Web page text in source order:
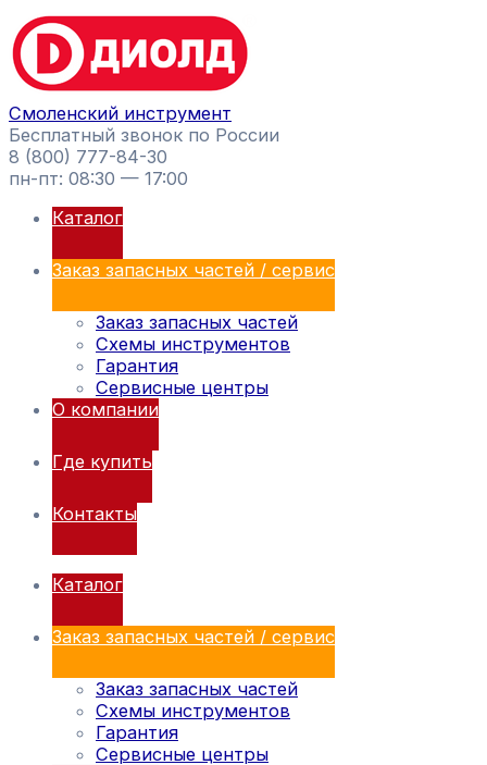
Перейти
к
содержимому
Смоленский инструмент
Бесплатный звонок по России
8 (800) 777-84-30
пн-пт: 08:30 — 17:00
Каталог
Заказ запасных частей / сервис
Заказ запасных частей
Схемы инструментов
Гарантия
Сервисные центры
О компании
Где купить
Контакты
Каталог
Заказ запасных частей / сервис
Заказ запасных частей
Схемы инструментов
Гарантия
Сервисные центры
Поиск
товаров